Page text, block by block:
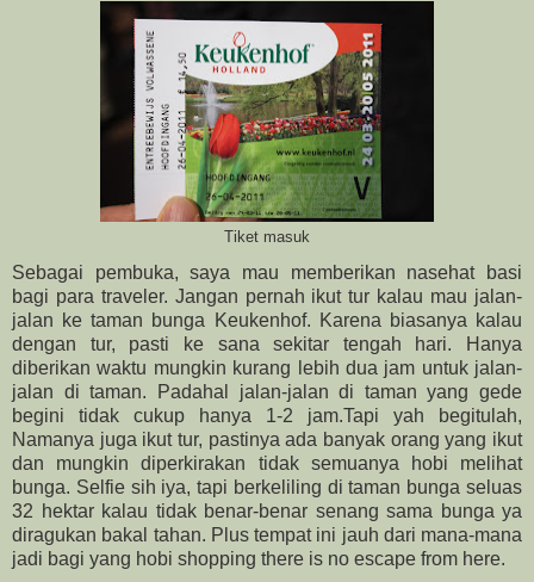
Tiket masuk
Sebagai pembuka, saya mau memberikan nasehat basi
bagi para traveler. Jangan pernah ikut tur kalau mau jalan-
jalan ke taman bunga Keukenhof. Karena biasanya kalau
dengan tur, pasti ke sana sekitar tengah hari. Hanya
diberikan waktu mungkin kurang lebih dua jam untuk jalan-
jalan di taman. Padahal jalan-jalan di taman yang gede
begini tidak cukup hanya 1-2 jam.Tapi yah begitulah,
Namanya juga ikut tur, pastinya ada banyak orang yang ikut
dan mungkin diperkirakan tidak semuanya hobi melihat
bunga. Selfie sih iya, tapi berkeliling di taman bunga seluas
32 hektar kalau tidak benar-benar senang sama bunga ya
diragukan bakal tahan. Plus tempat ini jauh dari mana-mana
jadi bagi yang hobi shopping there is no escape from here.